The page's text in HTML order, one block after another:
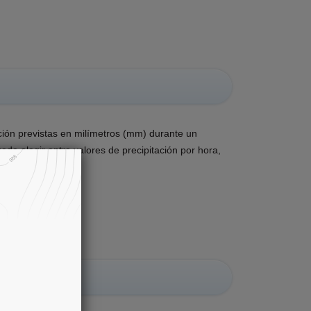
previstas en milímetros (mm) durante un
elegir entre valores de precipitación por hora,